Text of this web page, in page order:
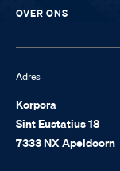
OVER ONS
Adres
Korpora
Sint Eustatius 18
7333 NX Apeldoorn